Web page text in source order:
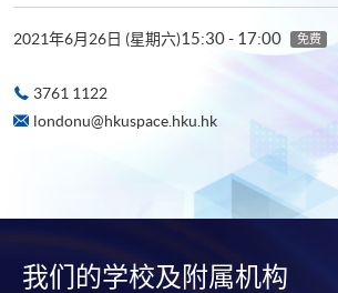
2021年6月26日 (星期六)15:30 - 17:00 免费
3761 1122
londonu@hkuspace.hku.hk
我们的学校及附属机构